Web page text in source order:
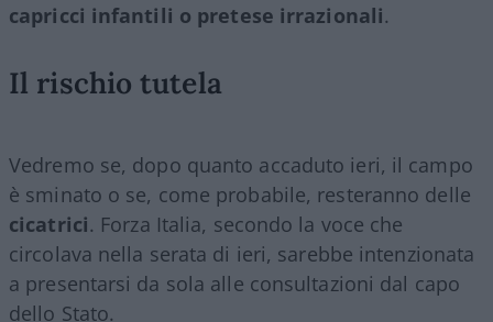
capricci infantili o pretese irrazionali.
Il rischio tutela
Vedremo se, dopo quanto accaduto ieri, il campo
è sminato o se, come probabile, resteranno delle
cicatrici. Forza Italia, secondo la voce che
circolava nella serata di ieri, sarebbe intenzionata
a presentarsi da sola alle consultazioni dal capo
dello Stato.